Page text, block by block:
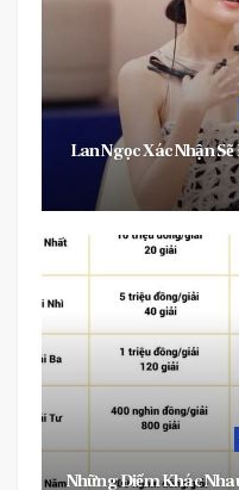
Lan Ngọc Xác Nhận
Những Điểm Khác